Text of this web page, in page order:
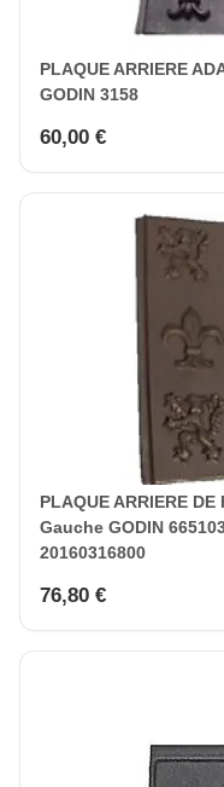
PLAQUE ARRIERE
GODIN 3158
60,00 €
PLAQUE ARRIERE
Gauche GODIN
20160316800
76,80 €